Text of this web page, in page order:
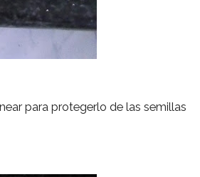
para protegerlo de las semillas